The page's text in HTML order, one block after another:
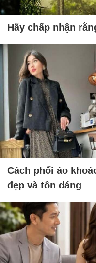
Hãy chấp nhận
Cách phối áo
đẹp và tôn dáng